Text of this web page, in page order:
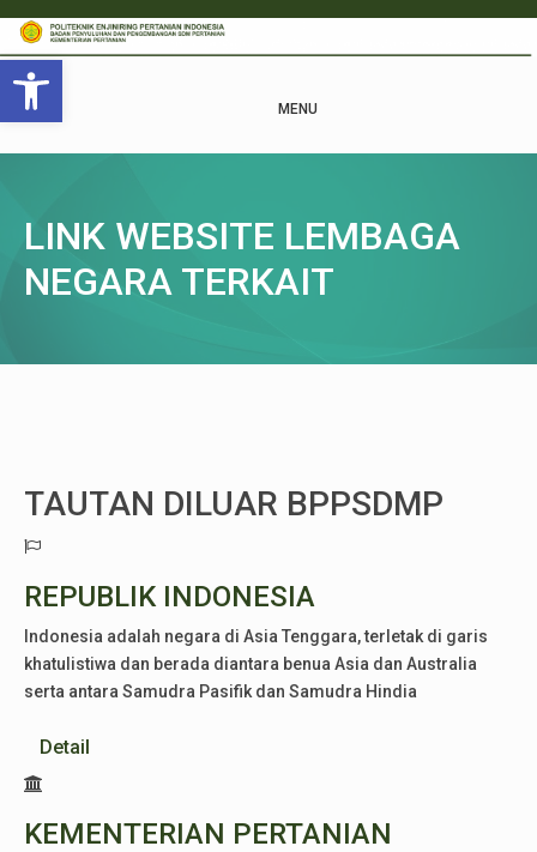
Open toolbar
MENU
LINK WEBSITE LEMBAGA
NEGARA TERKAIT
TAUTAN DILUAR BPPSDMP
REPUBLIK INDONESIA
Indonesia adalah negara di Asia Tenggara, terletak di garis
khatulistiwa dan berada diantara benua Asia dan Australia
serta antara Samudra Pasifik dan Samudra Hindia
Detail
KEMENTERIAN PERTANIAN